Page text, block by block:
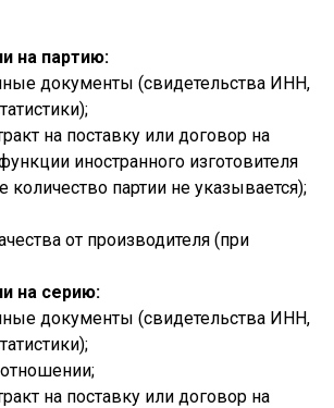
на партию:
документы (свидетельства ИНН,
на поставку или договор на
иностранного изготовителя
количество партии не указывается);
от производителя (при
на серию:
документы (свидетельства ИНН,
на поставку или договор на